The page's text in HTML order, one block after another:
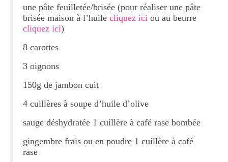
Plats
Légumes
Pâtes Riz Polenta
Poissons
Tartes Pizzas Croq’
une pâte feuilletée/brisée (pour réaliser une pâte
brisée maison à l’huile cliquez ici ou au beurre
cliquez ici)
8 carottes
3 oignons
150g de jambon cuit
4 cuillères à soupe d’huile d’olive
sauge déshydratée 1 cuillère à café rase bombée
gingembre frais ou en poudre 1 cuillère à café
rase